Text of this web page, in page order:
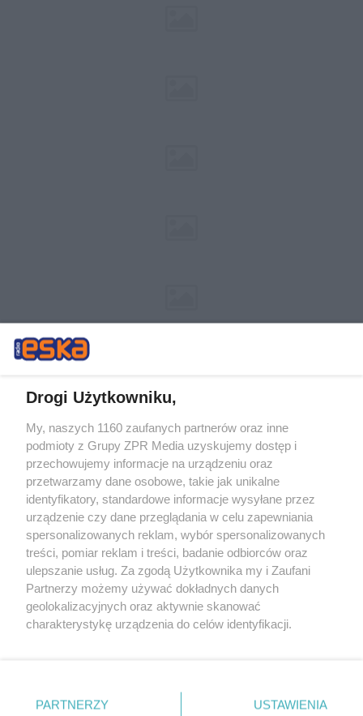
Żaden utwór zamieszczony w serwisie nie może być powielany i
rozpowszechniany lub dalej rozpowszechniany w jakikolwiek sposób (w
tym także elektroniczny lub mechaniczny) na jakimkolwiek polu
eksploatacji w jakiejkolwiek formie, włącznie z umieszczaniem w
Internecie bez pisemnej zgody właściciela praw. Jakiekolwiek użycie lub
wykorzystanie utworów w całości lub w części z naruszeniem prawa,
tzn. bez właściwej zgody, jest zabronione pod groźbą kary i może być
ścigane prawnie.
Drogi Użytkowniku,
My, naszych 1160 zaufanych partnerów oraz inne
podmioty z Grupy ZPR Media uzyskujemy dostęp i
przechowujemy informacje na urządzeniu oraz
przetwarzamy dane osobowe, takie jak unikalne
identyfikatory, standardowe informacje wysyłane przez
urządzenie czy dane przeglądania w celu zapewniania
spersonalizowanych reklam, wybór spersonalizowanych
treści, pomiar reklam i treści, badanie odbiorców oraz
ulepszanie usług. Za zgodą Użytkownika my i Zaufani
Partnerzy możemy używać dokładnych danych
geolokalizacyjnych oraz aktywnie skanować
charakterystykę urządzenia do celów identyfikacji.
zmienić/wycofać klikając przycisk ustawień prywatności
PARTNERZY USTAWIENIA